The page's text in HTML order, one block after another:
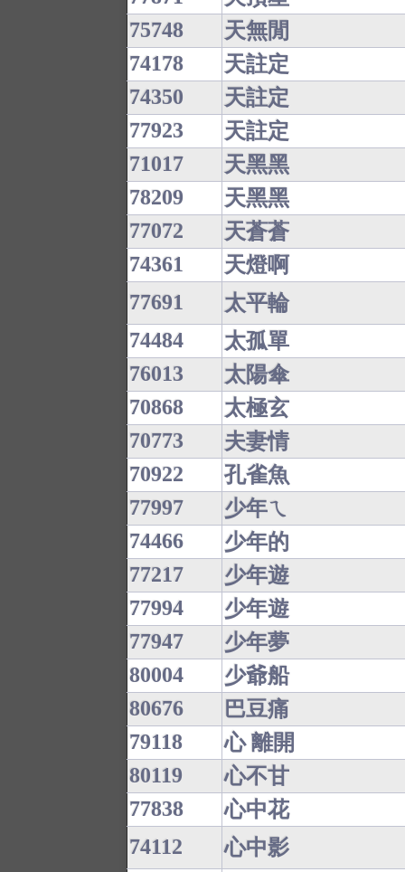
75748
天無閒
74178
天註定
74350
天註定
77923
天註定
71017
天黑黑
78209
天黑黑
77072
天蒼蒼
74361
天燈啊
77691
太平輪
74484
太孤單
76013
太陽傘
70868
太極玄
70773
夫妻情
70922
孔雀魚
77997
少年ㄟ
74466
少年的
77217
少年遊
77994
少年遊
77947
少年夢
80004
少爺船
80676
巴豆痛
79118
心 離開
80119
心不甘
77838
心中花
74112
心中影